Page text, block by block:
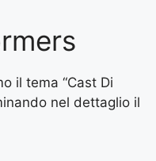
il tema “Cast Di
nel dettaglio il